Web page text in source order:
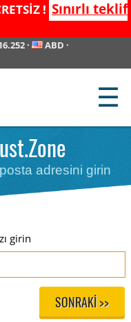
! Sınırlı teklif
· ABD ·
☰
adresini girin
girin
SONRAKI >>